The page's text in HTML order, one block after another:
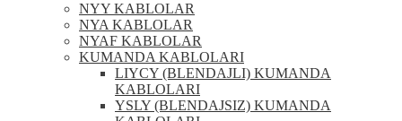
NYY KABLOLAR
NYA KABLOLAR
NYAF KABLOLAR
KUMANDA KABLOLARI
LIYCY (BLENDAJLI) KUMANDA
KABLOLARI
YSLY (BLENDAJSIZ) KUMANDA